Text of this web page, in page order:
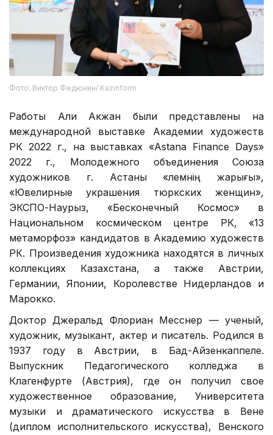
Фото: Виктор Федюнин/ Kazinform
Работы Али Акжан были представлены на
международной выставке Академии художеств
РК 2022 г., на выставках «Astana Finance Days»
2022 г., Молодежного объединения Союза
художников г. Астаны «Әлемнің жарығы»,
«Ювелирные украшения тюркских женщин»,
ЭКСПО-Наурыз, «Бесконечный Космос» в
Национальном космическом центре РК, «13
метаморфоз» кандидатов в Академию художеств
РК. Произведения художника находятся в личных
коллекциях Казахстана, а также Австрии,
Германии, Японии, Королевстве Нидерландов и
Марокко.
Доктор Джеральд Флориан Месснер — ученый,
художник, музыкант, актер и писатель. Родился в
1937 году в Австрии, в Бад-Айзенкаппеле.
Выпускник Педагогического колледжа в
Клагенфурте (Австрия), где он получил свое
художественное образование, Университета
музыки и драматического искусства в Вене
(диплом исполнительского искусства), Венского